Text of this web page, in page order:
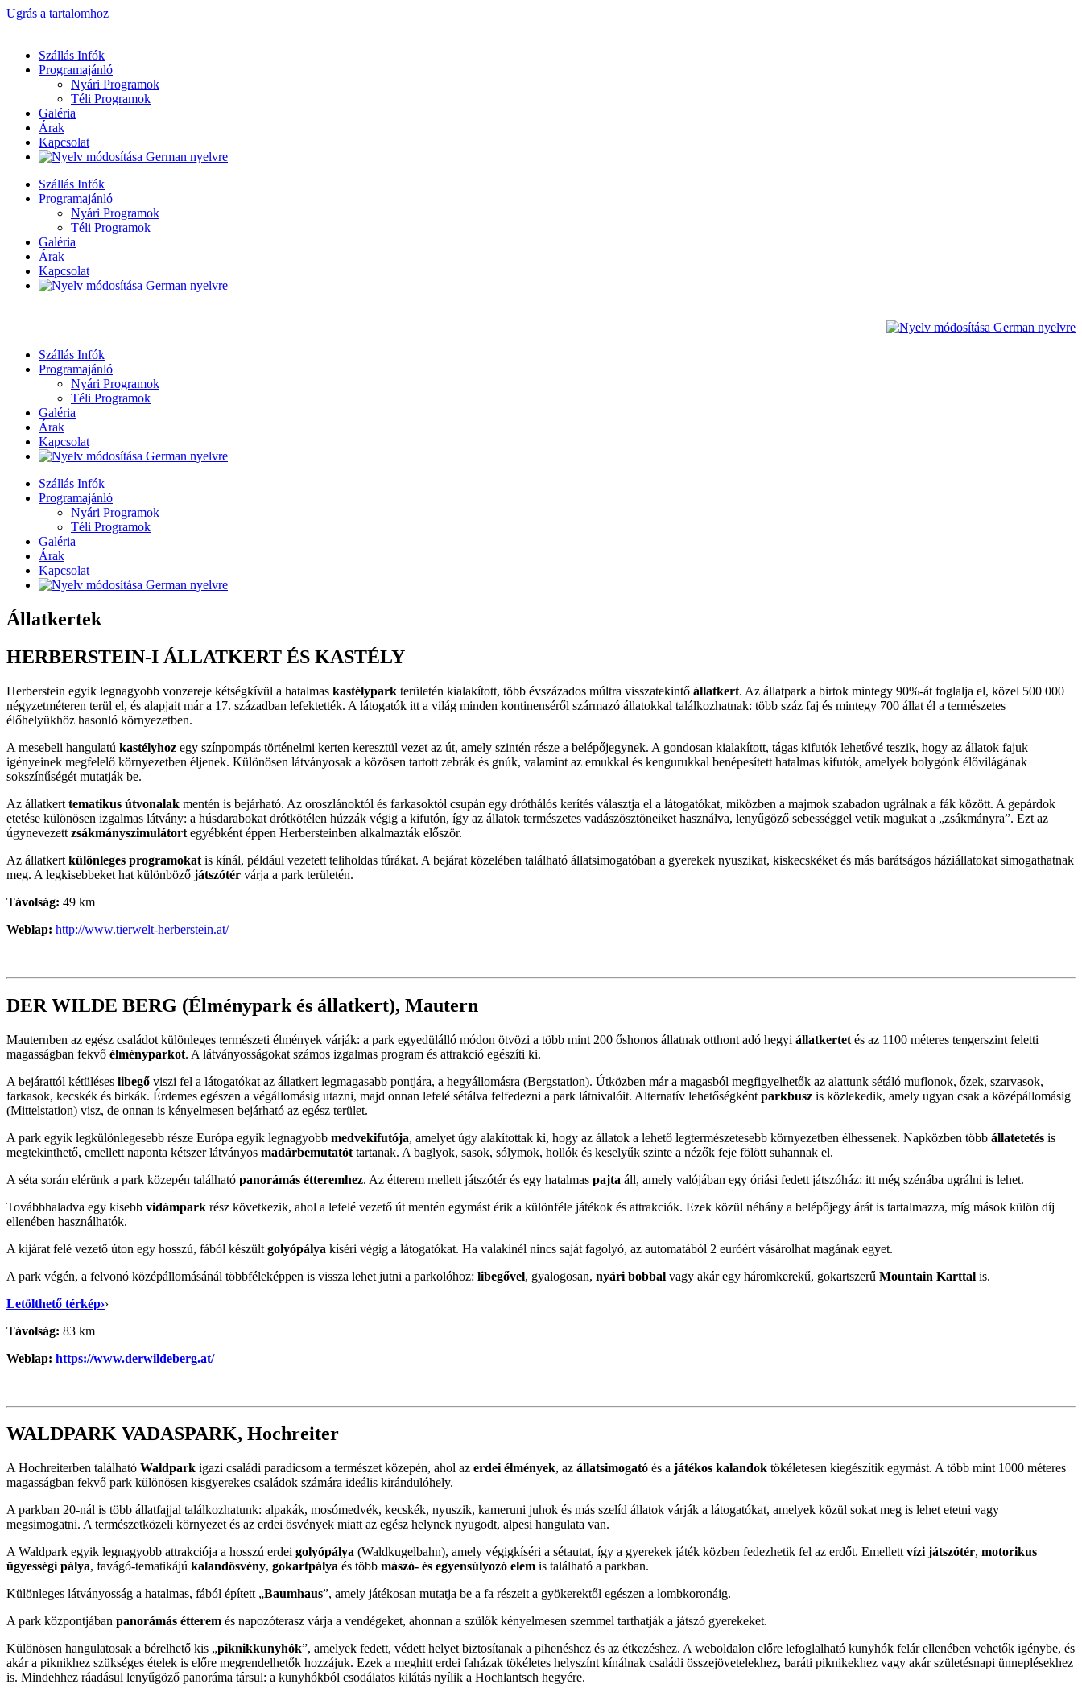
Ugrás a tartalomhoz
Szállás Infók
Programajánló
Nyári Programok
Téli Programok
Galéria
Árak
Kapcsolat
Szállás Infók
Programajánló
Nyári Programok
Téli Programok
Galéria
Árak
Kapcsolat
Szállás Infók
Programajánló
Nyári Programok
Téli Programok
Galéria
Árak
Kapcsolat
Szállás Infók
Programajánló
Nyári Programok
Téli Programok
Galéria
Árak
Kapcsolat
Állatkertek
HERBERSTEIN-I ÁLLATKERT ÉS KASTÉLY
Herberstein egyik legnagyobb vonzereje kétségkívül a hatalmas kastélypark területén kialakított, több évszázados múltra visszatekintő állatkert. Az állatpark a birtok mintegy 90%-át foglalja el, közel 500 000
négyzetméteren terül el, és alapjait már a 17. században lefektették. A látogatók itt a világ minden kontinenséről származó állatokkal találkozhatnak: több száz faj és mintegy 700 állat él a természetes
élőhelyükhöz hasonló környezetben.
A mesebeli hangulatú kastélyhoz egy színpompás történelmi kerten keresztül vezet az út, amely szintén része a belépőjegynek. A gondosan kialakított, tágas kifutók lehetővé teszik, hogy az állatok fajuk
igényeinek megfelelő környezetben éljenek. Különösen látványosak a közösen tartott zebrák és gnúk, valamint az emukkal és kengurukkal benépesített hatalmas kifutók, amelyek bolygónk élővilágának
sokszínűségét mutatják be.
Az állatkert tematikus útvonalak mentén is bejárható. Az oroszlánoktól és farkasoktól csupán egy dróthálós kerítés választja el a látogatókat, miközben a majmok szabadon ugrálnak a fák között. A gepárdok
etetése különösen izgalmas látvány: a húsdarabokat drótkötélen húzzák végig a kifutón, így az állatok természetes vadászösztöneiket használva, lenyűgöző sebességgel vetik magukat a „zsákmányra”. Ezt az
úgynevezett zsákmányszimulátort egyébként éppen Herbersteinben alkalmazták először.
Az állatkert különleges programokat is kínál, például vezetett teliholdas túrákat. A bejárat közelében található állatsimogatóban a gyerekek nyuszikat, kiskecskéket és más barátságos háziállatokat simogathatnak
meg. A legkisebbeket hat különböző játszótér várja a park területén.
Távolság: 49 km
Weblap: http://www.tierwelt-herberstein.at/
DER WILDE BERG (Élménypark és állatkert), Mautern
Mauternben az egész családot különleges természeti élmények várják: a park egyedülálló módon ötvözi a több mint 200 őshonos állatnak otthont adó hegyi állatkertet és az 1100 méteres tengerszint feletti
magasságban fekvő élményparkot. A látványosságokat számos izgalmas program és attrakció egészíti ki.
A bejárattól kétüléses libegő viszi fel a látogatókat az állatkert legmagasabb pontjára, a hegyállomásra (Bergstation). Útközben már a magasból megfigyelhetők az alattunk sétáló muflonok, őzek, szarvasok,
farkasok, kecskék és birkák. Érdemes egészen a végállomásig utazni, majd onnan lefelé sétálva felfedezni a park látnivalóit. Alternatív lehetőségként parkbusz is közlekedik, amely ugyan csak a középállomásig
(Mittelstation) visz, de onnan is kényelmesen bejárható az egész terület.
A park egyik legkülönlegesebb része Európa egyik legnagyobb medvekifutója, amelyet úgy alakítottak ki, hogy az állatok a lehető legtermészetesebb környezetben élhessenek. Napközben több állatetetés is
megtekinthető, emellett naponta kétszer látványos madárbemutatót tartanak. A baglyok, sasok, sólymok, hollók és keselyűk szinte a nézők feje fölött suhannak el.
A séta során elérünk a park közepén található panorámás étteremhez. Az étterem mellett játszótér és egy hatalmas pajta áll, amely valójában egy óriási fedett játszóház: itt még szénába ugrálni is lehet.
Továbbhaladva egy kisebb vidámpark rész következik, ahol a lefelé vezető út mentén egymást érik a különféle játékok és attrakciók. Ezek közül néhány a belépőjegy árát is tartalmazza, míg mások külön díj
ellenében használhatók.
A kijárat felé vezető úton egy hosszú, fából készült golyópálya kíséri végig a látogatókat. Ha valakinél nincs saját fagolyó, az automatából 2 euróért vásárolhat magának egyet.
A park végén, a felvonó középállomásánál többféleképpen is vissza lehet jutni a parkolóhoz: libegővel, gyalogosan, nyári bobbal vagy akár egy háromkerekű, gokartszerű Mountain Karttal is.
Letölthető térkép››
Távolság: 83 km
Weblap: https://www.derwildeberg.at/
WALDPARK VADASPARK, Hochreiter
A Hochreiterben található Waldpark igazi családi paradicsom a természet közepén, ahol az erdei élmények, az állatsimogató és a játékos kalandok tökéletesen kiegészítik egymást. A több mint 1000 méteres
magasságban fekvő park különösen kisgyerekes családok számára ideális kirándulóhely.
A parkban 20-nál is több állatfajjal találkozhatunk: alpakák, mosómedvék, kecskék, nyuszik, kameruni juhok és más szelíd állatok várják a látogatókat, amelyek közül sokat meg is lehet etetni vagy
megsimogatni. A természetközeli környezet és az erdei ösvények miatt az egész helynek nyugodt, alpesi hangulata van.
A Waldpark egyik legnagyobb attrakciója a hosszú erdei golyópálya (Waldkugelbahn), amely végigkíséri a sétautat, így a gyerekek játék közben fedezhetik fel az erdőt. Emellett vízi játszótér, motorikus
ügyességi pálya, favágó-tematikájú kalandösvény, gokartpálya és több mászó- és egyensúlyozó elem is található a parkban.
Különleges látványosság a hatalmas, fából épített „Baumhaus”, amely játékosan mutatja be a fa részeit a gyökerektől egészen a lombkoronáig.
A park központjában panorámás étterem és napozóterasz várja a vendégeket, ahonnan a szülők kényelmesen szemmel tarthatják a játszó gyerekeket.
Különösen hangulatosak a bérelhető kis „piknikkunyhók”, amelyek fedett, védett helyet biztosítanak a pihenéshez és az étkezéshez. A weboldalon előre lefoglalható kunyhók felár ellenében vehetők igénybe, és
akár a piknikhez szükséges ételek is előre megrendelhetők hozzájuk. Ezek a meghitt erdei faházak tökéletes helyszínt kínálnak családi összejövetelekhez, baráti piknikekhez vagy akár születésnapi ünneplésekhez
is. Mindehhez ráadásul lenyűgöző panoráma társul: a kunyhókból csodálatos kilátás nyílik a Hochlantsch hegyére.